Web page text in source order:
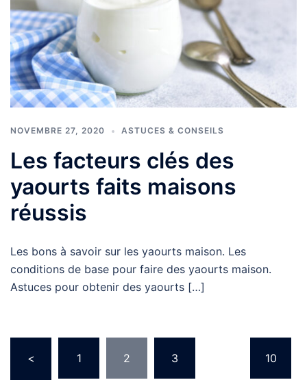
NOVEMBRE 27, 2020 ASTUCES & CONSEILS
Les facteurs clés des
yaourts faits maisons
réussis
Les bons à savoir sur les yaourts maison. Les
conditions de base pour faire des yaourts maison.
Astuces pour obtenir des yaourts […]
des
< 1 2 3 10